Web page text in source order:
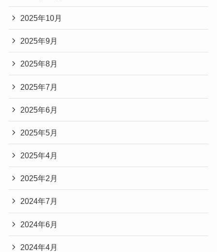
2025年10月
2025年9月
2025年8月
2025年7月
2025年6月
2025年5月
2025年4月
2025年2月
2024年7月
2024年6月
2024年4月